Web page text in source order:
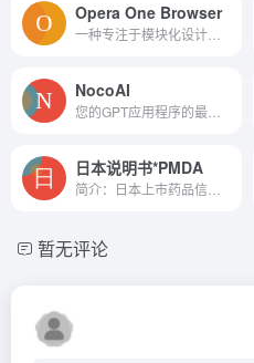
Opera One Browser
NocoAI
日本说明书*PMDA
暂无评论